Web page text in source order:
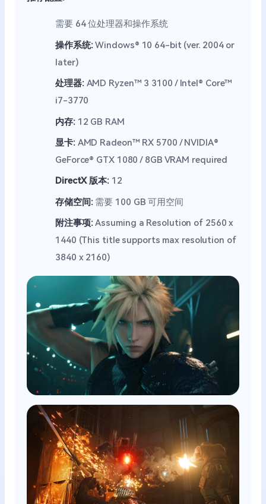
需要 64 位处理器和操作系统
操作系统:Windows® 10 64-bit (ver. 2004 or
later)
处理器:AMD Ryzen™ 3 3100 / Intel® Core™
i7-3770
内存:12 GB RAM
显卡:AMD Radeon™ RX 5700 / NVIDIA®
GeForce® GTX 1080 / 8GB VRAM required
DirectX 版本:12
存储空间:需要 100 GB 可用空间
附注事项:Assuming a Resolution of 2560 x
1440 (This title supports max resolution of
3840 x 2160)